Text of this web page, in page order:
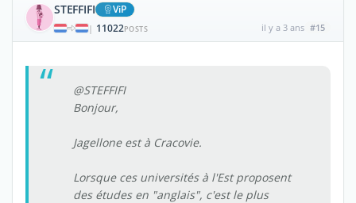
STEFFIFI ViP
| 11022POSTS il y a 3 ans #15
@STEFFIFI
Bonjour,
Jagellone est à Cracovie.
Lorsque ces universités à l'Est proposent
des études en "anglais", c'est le plus